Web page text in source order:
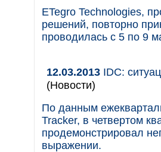
ETegro Technologies,
решений, повторно
проводилась с 5 по 9
12.03.2013 IDC:
(Новости)
По данным
Tracker, в четвертом
продемонстрировал
выражении.